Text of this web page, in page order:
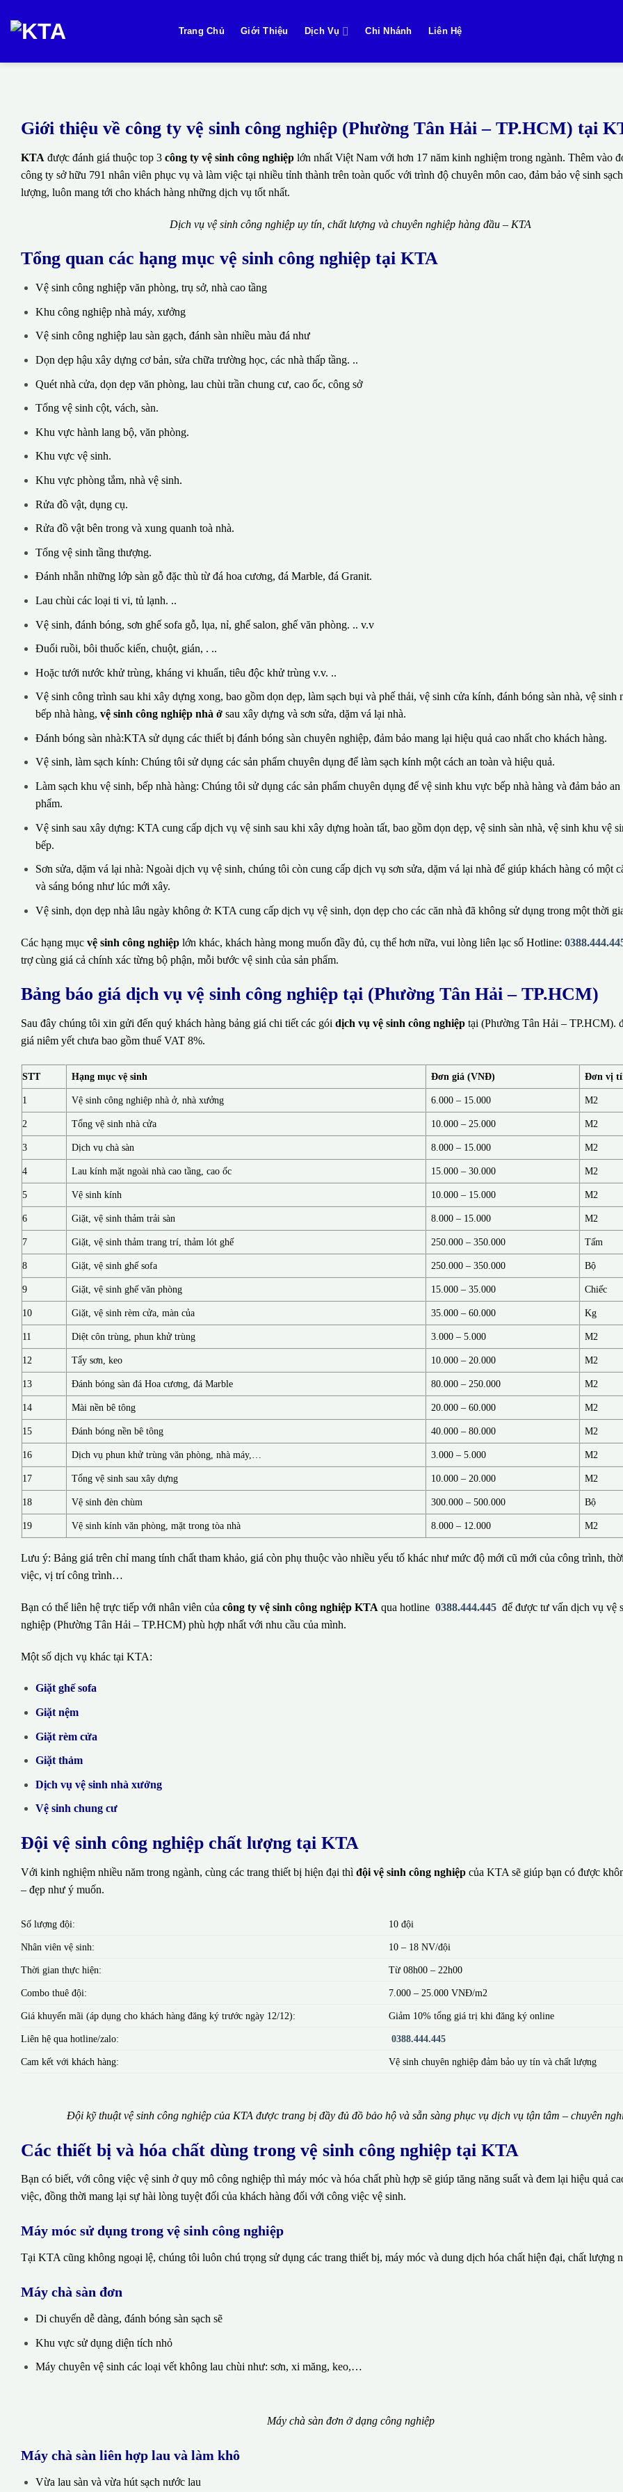
qua
dung
Trang Chủ Giới Thiệu Dịch Vụ Chi Nhánh Liên Hệ
Giới thiệu về công ty vệ sinh công nghiệp (Phường Tân Hải – TP.HCM) tại
KTA được đánh giá thuộc top 3 công ty vệ sinh công nghiệp lớn nhất Việt Nam với hơn 17 năm kinh nghiệm trong ngành. Thêm vào
công ty sở hữu 791 nhân viên phục vụ và làm việc tại nhiều tỉnh thành trên toàn quốc với trình độ chuyên môn cao, đảm bảo vệ sinh
lượng, luôn mang tới cho khách hàng những dịch vụ tốt nhất.
Dịch vụ vệ sinh công nghiệp uy tín, chất lượng và chuyên nghiệp hàng đầu – KTA
Tổng quan các hạng mục vệ sinh công nghiệp tại KTA
Vệ sinh công nghiệp văn phòng, trụ sở, nhà cao tầng
Khu công nghiệp nhà máy, xưởng
Vệ sinh công nghiệp lau sàn gạch, đánh sàn nhiều màu đá như
Dọn dẹp hậu xây dựng cơ bản, sửa chữa trường học, các nhà thấp tầng. ..
Quét nhà cửa, dọn dẹp văn phòng, lau chùi trần chung cư, cao ốc, công sở
Tổng vệ sinh cột, vách, sàn.
Khu vực hành lang bộ, văn phòng.
Khu vực vệ sinh.
Khu vực phòng tắm, nhà vệ sinh.
Rửa đồ vật, dụng cụ.
Rửa đồ vật bên trong và xung quanh toà nhà.
Tổng vệ sinh tầng thượng.
Đánh nhẵn những lớp sàn gỗ đặc thù từ đá hoa cương, đá Marble, đá Granit.
Lau chùi các loại ti vi, tủ lạnh. ..
Vệ sinh, đánh bóng, sơn ghế sofa gỗ, lụa, nỉ, ghế salon, ghế văn phòng. .. v.v
Đuổi ruồi, bôi thuốc kiến, chuột, gián, . ..
Hoặc tưới nước khử trùng, kháng vi khuẩn, tiêu độc khử trùng v.v. ..
Vệ sinh công trình sau khi xây dựng xong, bao gồm dọn dẹp, làm sạch bụi và phế thải, vệ sinh cửa kính, đánh bóng sàn nhà, vệ sinh
bếp nhà hàng, vệ sinh công nghiệp nhà ởsau xây dựng và sơn sửa, dặm vá lại nhà.
Đánh bóng sàn nhà:KTA sử dụng các thiết bị đánh bóng sàn chuyên nghiệp, đảm bảo mang lại hiệu quả cao nhất cho khách hàng.
Vệ sinh, làm sạch kính: Chúng tôi sử dụng các sản phẩm chuyên dụng để làm sạch kính một cách an toàn và hiệu quả.
Làm sạch khu vệ sinh, bếp nhà hàng: Chúng tôi sử dụng các sản phẩm chuyên dụng để vệ sinh khu vực bếp nhà hàng và đảm bảo
phẩm.
Vệ sinh sau xây dựng: KTA cung cấp dịch vụ vệ sinh sau khi xây dựng hoàn tất, bao gồm dọn dẹp, vệ sinh sàn nhà, vệ sinh khu vệ
bếp.
Sơn sửa, dặm vá lại nhà: Ngoài dịch vụ vệ sinh, chúng tôi còn cung cấp dịch vụ sơn sửa, dặm vá lại nhà để giúp khách hàng có một
và sáng bóng như lúc mới xây.
Vệ sinh, dọn dẹp nhà lâu ngày không ở: KTA cung cấp dịch vụ vệ sinh, dọn dẹp cho các căn nhà đã không sử dụng trong một thời
Các hạng mục vệ sinh công nghiệp lớn khác, khách hàng mong muốn đầy đủ, cụ thể hơn nữa, vui lòng liên lạc số Hotline:
trợ cùng giá cả chính xác từng bộ phận, mỗi bước vệ sinh của sản phẩm.
Bảng báo giá dịch vụ vệ sinh công nghiệp tại (Phường Tân Hải – TP.HCM)
Sau đây chúng tôi xin gửi đến quý khách hàng bảng giá chi tiết các gói dịch vụ vệ sinh công nghiệp tại (Phường Tân Hải – TP.HCM).
giá niêm yết chưa bao gồm thuế VAT 8%.
STT Hạng mục vệ sinh Đơn giá (VNĐ) Đơn vị
1 Vệ sinh công nghiệp nhà ở, nhà xưởng 6.000 – 15.000 M2
2 Tổng vệ sinh nhà cửa 10.000 – 25.000 M2
3 Dịch vụ chà sàn 8.000 – 15.000 M2
4 Lau kính mặt ngoài nhà cao tầng, cao ốc 15.000 – 30.000 M2
5 Vệ sinh kính 10.000 – 15.000 M2
6 Giặt, vệ sinh thảm trải sàn 8.000 – 15.000 M2
7 Giặt, vệ sinh thảm trang trí, thảm lót ghế 250.000 – 350.000 Tấm
8 Giặt, vệ sinh ghế sofa 250.000 – 350.000 Bộ
9 Giặt, vệ sinh ghế văn phòng 15.000 – 35.000 Chiếc
10 Giặt, vệ sinh rèm cửa, màn của 35.000 – 60.000 Kg
11 Diệt côn trùng, phun khử trùng 3.000 – 5.000 M2
12 Tẩy sơn, keo 10.000 – 20.000 M2
13 Đánh bóng sàn đá Hoa cương, đá Marble 80.000 – 250.000 M2
14 Mài nền bê tông 20.000 – 60.000 M2
15 Đánh bóng nền bê tông 40.000 – 80.000 M2
16 Dịch vụ phun khử trùng văn phòng, nhà máy,… 3.000 – 5.000 M2
17 Tổng vệ sinh sau xây dựng 10.000 – 20.000 M2
18 Vệ sinh đèn chùm 300.000 – 500.000 Bộ
19 Vệ sinh kính văn phòng, mặt trong tòa nhà 8.000 – 12.000 M2
Lưu ý: Bảng giá trên chỉ mang tính chất tham khảo, giá còn phụ thuộc vào nhiều yếu tố khác như mức độ mới cũ mới của công trình,
việc, vị trí công trình…
Bạn có thể liên hệ trực tiếp với nhân viên của công ty vệ sinh công nghiệp KTA qua hotline 0388.444.445 để được tư vấn dịch vụ vệ
nghiệp (Phường Tân Hải – TP.HCM) phù hợp nhất với nhu cầu của mình.
Một số dịch vụ khác tại KTA:
Giặt ghế sofa
Giặt nệm
Giặt rèm cửa
Giặt thảm
Dịch vụ vệ sinh nhà xưởng
Vệ sinh chung cư
Đội vệ sinh công nghiệp chất lượng tại KTA
Với kinh nghiệm nhiều năm trong ngành, cùng các trang thiết bị hiện đại thì đội vệ sinh công nghiệp của KTA sẽ giúp bạn có được
– đẹp như ý muốn.
Số lượng đội: 10 đội
Nhân viên vệ sinh: 10 – 18 NV/đội
Thời gian thực hiện: Từ 08h00 – 22h00
Combo thuê đội: 7.000 – 25.000 VNĐ/m2
Giá khuyến mãi (áp dụng cho khách hàng đăng ký trước ngày 12/12): Giảm 10% tổng giá trị khi đăng ký online
Liên hệ qua hotline/zalo: 0388.444.445
Cam kết với khách hàng: Vệ sinh chuyên nghiệp đảm bảo uy tín và chất lượng
Đội kỹ thuật vệ sinh công nghiệp của KTA được trang bị đầy đủ đồ bảo hộ và sẵn sàng phục vụ dịch vụ tận tâm – chuyên
Các thiết bị và hóa chất dùng trong vệ sinh công nghiệp tại KTA
Bạn có biết, với công việc vệ sinh ở quy mô công nghiệp thì máy móc và hóa chất phù hợp sẽ giúp tăng năng suất và đem lại hiệu quả
việc, đồng thời mang lại sự hài lòng tuyệt đối của khách hàng đối với công việc vệ sinh.
Máy móc sử dụng trong vệ sinh công nghiệp
Tại KTA cũng không ngoại lệ, chúng tôi luôn chú trọng sử dụng các trang thiết bị, máy móc và dung dịch hóa chất hiện đại, chất lượng
Máy chà sàn đơn
Di chuyển dễ dàng, đánh bóng sàn sạch sẽ
Khu vực sử dụng diện tích nhỏ
Máy chuyên vệ sinh các loại vết không lau chùi như: sơn, xi măng, keo,…
Máy chà sàn đơn ở dạng công nghiệp
Máy chà sàn liên hợp lau và làm khô
Vừa lau sàn và vừa hút sạch nước lau